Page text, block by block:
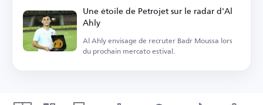
Une étoile de Petrojet sur le radar d'Al
Ahly
Al Ahly envisage de recruter Badr Moussa lors
du prochain mercato estival.